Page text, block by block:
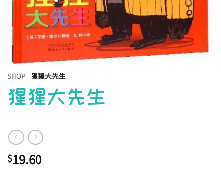
SHOP 猩猩大先生
猩猩大先生
$19.60